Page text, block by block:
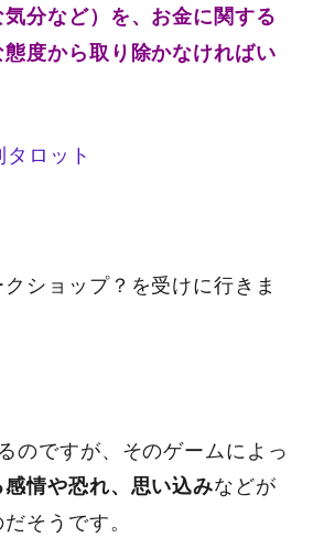
分など）を、お金に関する
度から取り除かなければい
ロット
ショップ？を受けに行きま
のですが、そのゲームによっ
情や恐れ、思い込みなどが
そうです。